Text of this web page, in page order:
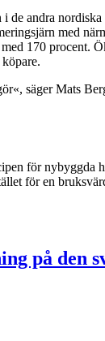
andra
med
170 procent.
säger Mats
för nybyggda
för en
på den